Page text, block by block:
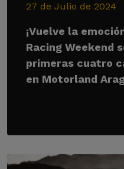
27 de Julio de 2024
¡Vuelve la
Racing Weekend
primeras cuatro
en Motorland